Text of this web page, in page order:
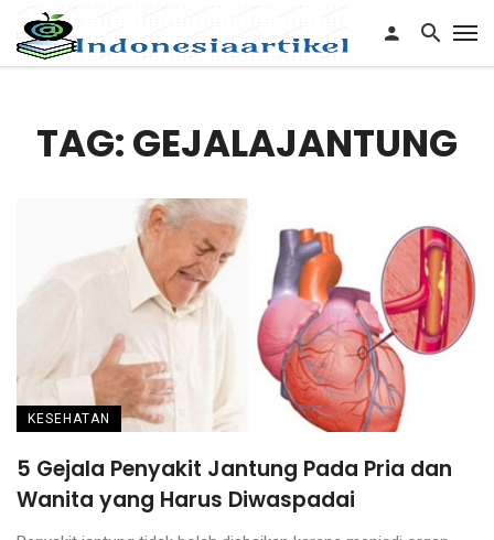
TAG: GEJALAJANTUNG
KESEHATAN
5 Gejala Penyakit Jantung Pada Pria dan
Wanita yang Harus Diwaspadai